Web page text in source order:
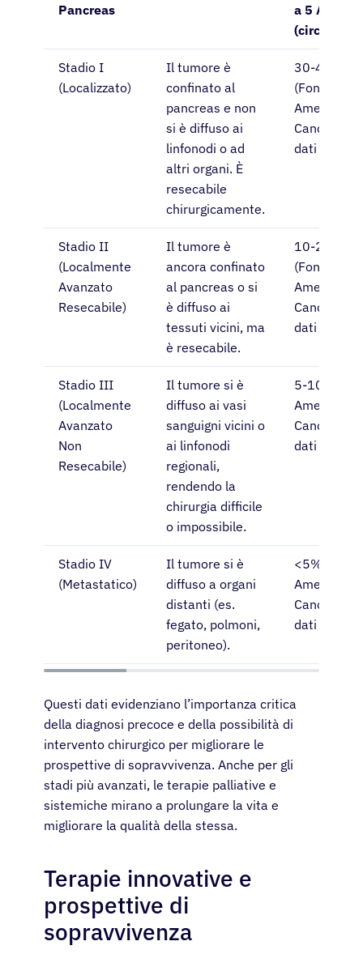
Pancreas
a 5 Anni
(circa)
Stadio I
(Localizzato)
Il tumore è
confinato al
pancreas e non
si è diffuso ai
linfonodi o ad
altri organi. È
resecabile
chirurgicamente.
30-40%
(Fonte:
American
Cancer
dati
Stadio II
(Localmente
Avanzato
Resecabile)
Il tumore è
ancora confinato
al pancreas o si
è diffuso ai
tessuti vicini, ma
è resecabile.
10-20%
(Fonte:
American
Cancer
dati
Stadio III
(Localmente
Avanzato
Non
Resecabile)
Il tumore si è
diffuso ai vasi
sanguigni vicini o
ai linfonodi
regionali,
rendendo la
chirurgia difficile
o impossibile.
5-10%
American
Cancer
dati
Stadio IV
(Metastatico)
Il tumore si è
diffuso a organi
distanti (es.
fegato, polmoni,
peritoneo).
<5%
American
Cancer
dati
Questi dati evidenziano l’importanza critica
della diagnosi precoce e della possibilità di
intervento chirurgico per migliorare le
prospettive di sopravvivenza. Anche per gli
stadi più avanzati, le terapie palliative e
sistemiche mirano a prolungare la vita e
migliorare la qualità della stessa.
Terapie innovative e
prospettive di
sopravvivenza